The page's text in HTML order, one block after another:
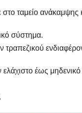
ταμείο ανάκαμψης
σύστημα.
έως